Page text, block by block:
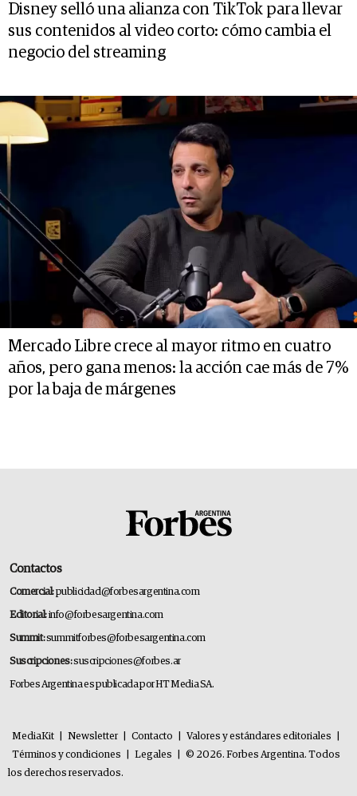
Disney selló una alianza con TikTok para llevar
sus contenidos al video corto: cómo cambia el
negocio del streaming
Mercado Libre crece al mayor ritmo en cuatro
años, pero gana menos: la acción cae más de 7%
por la baja de márgenes
Contactos
Comercial:publicidad@forbesargentina.com
Editorial:info@forbesargentina.com
Summit:summitforbes@forbesargentina.com
Suscripciones:suscripciones@forbes.ar
Forbes Argentina es publicada por HT Media SA.
MediaKit Newsletter Contacto Valores y estándares editoriales
Términos y condiciones
Legales
© 2026. Forbes Argentina. Todos
los derechos reservados.